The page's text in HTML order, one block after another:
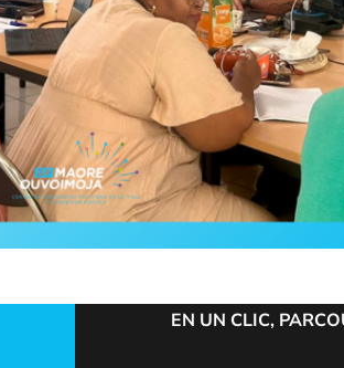
EN UN CLIC,